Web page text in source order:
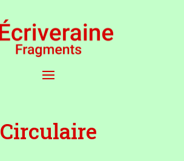
Circulaire